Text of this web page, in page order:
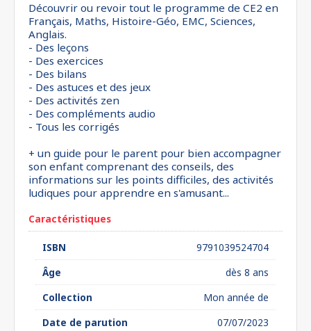
Découvrir ou revoir tout le programme de CE2 en
Français, Maths, Histoire-Géo, EMC, Sciences,
Anglais.
- Des leçons
- Des exercices
- Des bilans
- Des astuces et des jeux
- Des activités zen
- Des compléments audio
- Tous les corrigés
+ un guide pour le parent pour bien accompagner
son enfant comprenant des conseils, des
informations sur les points difficiles, des activités
ludiques pour apprendre en s'amusant...
Caractéristiques
ISBN
9791039524704
Âge
dès 8 ans
Collection
Mon année de
Date de parution
07/07/2023